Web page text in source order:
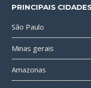
PRINCIPAIS
São Paulo
Minas gerais
Amazonas